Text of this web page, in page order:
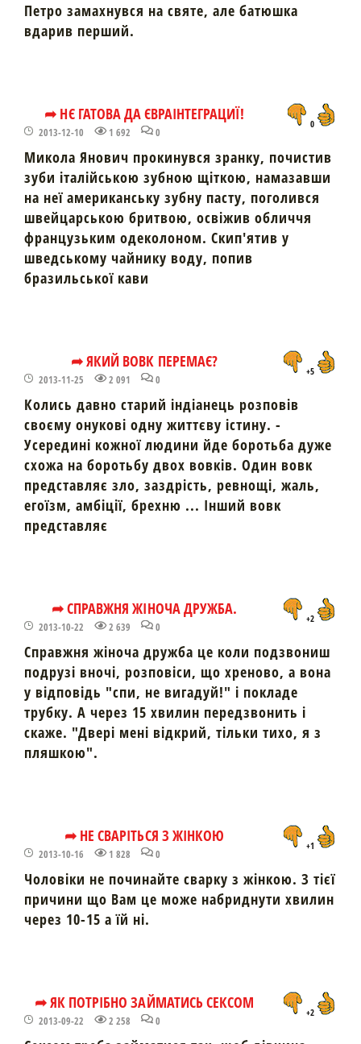
Петро замахнувся на святе, але батюшка
вдарив перший.
➦ НЄ ГАТОВА ДА ЄВРАІНТЕГРАЦИЇ!
2013-12-10 1 692 0
0
Микола Янович прокинувся зранку, почистив
зуби італійською зубною щіткою, намазавши
на неї американську зубну пасту, поголився
швейцарською бритвою, освіжив обличчя
французьким одеколоном. Скип'ятив у
шведському чайнику воду, попив
бразильської кави
➦ ЯКИЙ ВОВК ПЕРЕМАЄ?
2013-11-25 2 091 0
+5
Колись давно старий індіанець розповів
своєму онукові одну життєву істину. -
Усередині кожної людини йде боротьба дуже
схожа на боротьбу двох вовків. Один вовк
представляє зло, заздрість, ревнощі, жаль,
егоїзм, амбіції, брехню ... Інший вовк
представляє
➦ СПРАВЖНЯ ЖІНОЧА ДРУЖБА.
2013-10-22 2 639 0
+2
Справжня жіноча дружба це коли подзвониш
подрузі вночі, розповіси, що хреново, а вона
у відповідь "спи, не вигадуй!" і покладе
трубку. А через 15 хвилин передзвонить і
скаже. "Двері мені відкрий, тільки тихо, я з
пляшкою".
➦ НЕ СВАРІТЬСЯ З ЖІНКОЮ
2013-10-16 1 828 0
+1
Чоловіки не починайте сварку з жінкою. З тієї
причини що Вам це може набриднути хвилин
через 10-15 а їй ні.
➦ ЯК ПОТРІБНО ЗАЙМАТИСЬ СЕКСОМ
2013-09-22 2 258 0
+2